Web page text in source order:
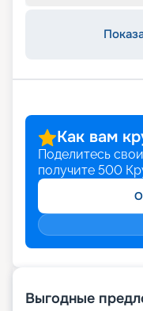
Как вам
Поделитесь
получите 500
Выгодные